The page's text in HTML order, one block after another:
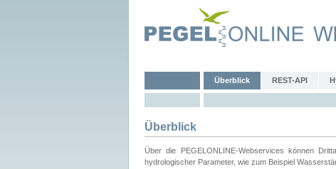
Überblick REST-API
Überblick
Über die PEGELONLINE-Webservices können
hydrologischer Parameter, wie zum Beispiel